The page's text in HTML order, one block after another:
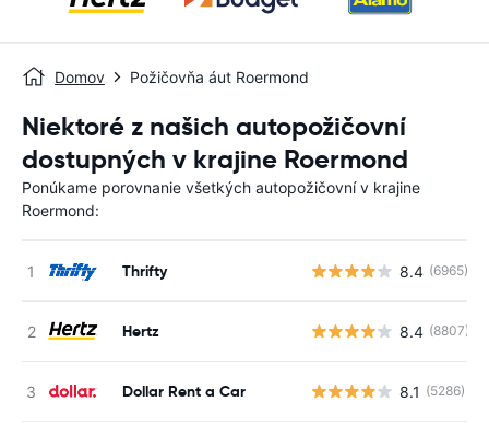
Domov Požičovňa áut Roermond
Niektoré z našich autopožičovní
dostupných v krajine Roermond
Ponúkame porovnanie všetkých autopožičovní v krajine
Roermond:
Thrifty 8.4 (6965)
Hertz 8.4 (8807)
Dollar Rent a Car 8.1 (5286)